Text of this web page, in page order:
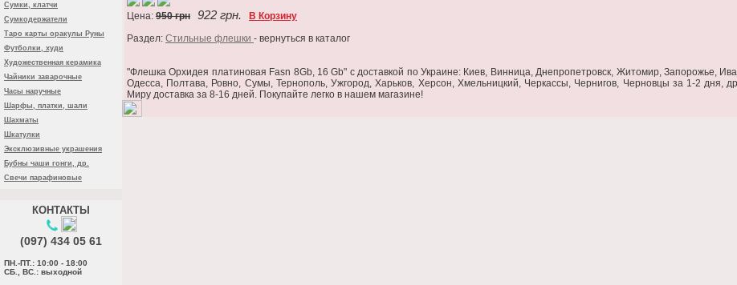
Сумки, клатчи
Сумкодержатели
Таро карты оракулы Руны
Футболки, худи
Художественная керамика
Чайники заварочные
Часы наручные
Шарфы, платки, шали
Шахматы
Шкатулки
Эксклюзивные украшения
Бубны чаши гонги, др.
Свечи парафиновые
КОНТАКТЫ
(097) 434 05 61
ПН.-ПТ.: 10:00 - 18:00
СБ., ВС.: выходной
Цена: 950 грн 922 грн.
В Корзину
Раздел: Стильные флешки - вернуться в каталог
"Флешка Орхидея платиновая Fasn 8Gb, 16 Gb" c доставкой по Украине: Киев, Винница, Днепропетровск, Житомир, Запорожье,
Одесса, Полтава, Ровно, Сумы, Тернополь, Ужгород, Харьков, Херсон, Хмельницкий, Черкассы, Чернигов, Черновцы за 1-2 дня,
Миру доставка за 8-16 дней. Покупайте легко в нашем магазине!